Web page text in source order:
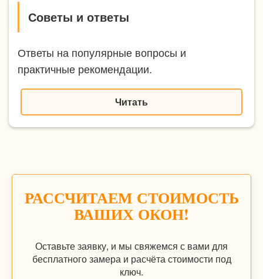
Советы и ответы
Ответы на популярные вопросы и
практичные рекомендации.
Читать
РАССЧИТАЕМ СТОИМОСТЬ
ВАШИХ ОКОН!
Оставьте заявку, и мы свяжемся с вами для
бесплатного замера и расчёта стоимости под
ключ.